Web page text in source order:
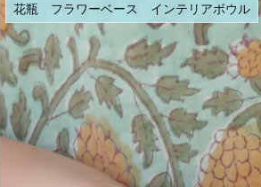
花瓶 フラワーベース インテリアボウル